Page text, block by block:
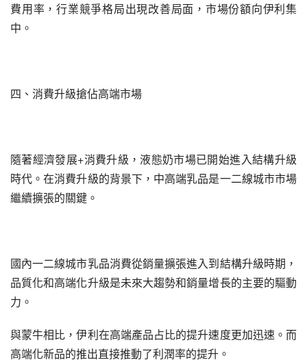
費用率，行業競爭格局出現改善局面，市場份額向伊利集
中。
四、消費升級搶佔高端市場
隨著經濟發展+消費升級，液態奶市場已開始進入結構升級
時代。在消費升級的背景下，中高端乳品是一二線城市市場
繼續擴張的關鍵。
國內一二線城市乳品消費從銷量擴張進入到結構升級時期，
品質化和高端化升級是未來大趨勢和銷量增長的主要的驅動
力。
與蒙牛相比，伊利在高端產品占比的提升速度更加迅速。而
高端化新品的推出直接推動了利潤率的提升。